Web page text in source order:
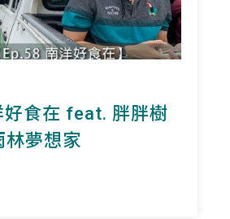
好食在 feat. 胖胖樹
林夢想家